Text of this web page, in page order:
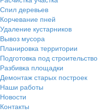
Спил деревьев
Корчевание пней
Удаление кустарников
Вывоз мусора
Планировка территории
Подготовка под строительство
Разбивка площадки
Демонтаж старых построек
Наши работы
Новости
Контакты